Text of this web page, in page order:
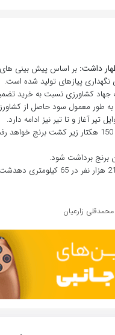
داشت: بر اساس پیش بینی های کارشناسان
پیازهای تولید شده است.
کشاورزی نسبت به خرید
به طور معمول سود حاصل از
تیر آغاز و تا تیر نیز ادامه دارد.
150 هکتار زیر کشت برنج خواهد رفت.
محمدقلی زارعیان